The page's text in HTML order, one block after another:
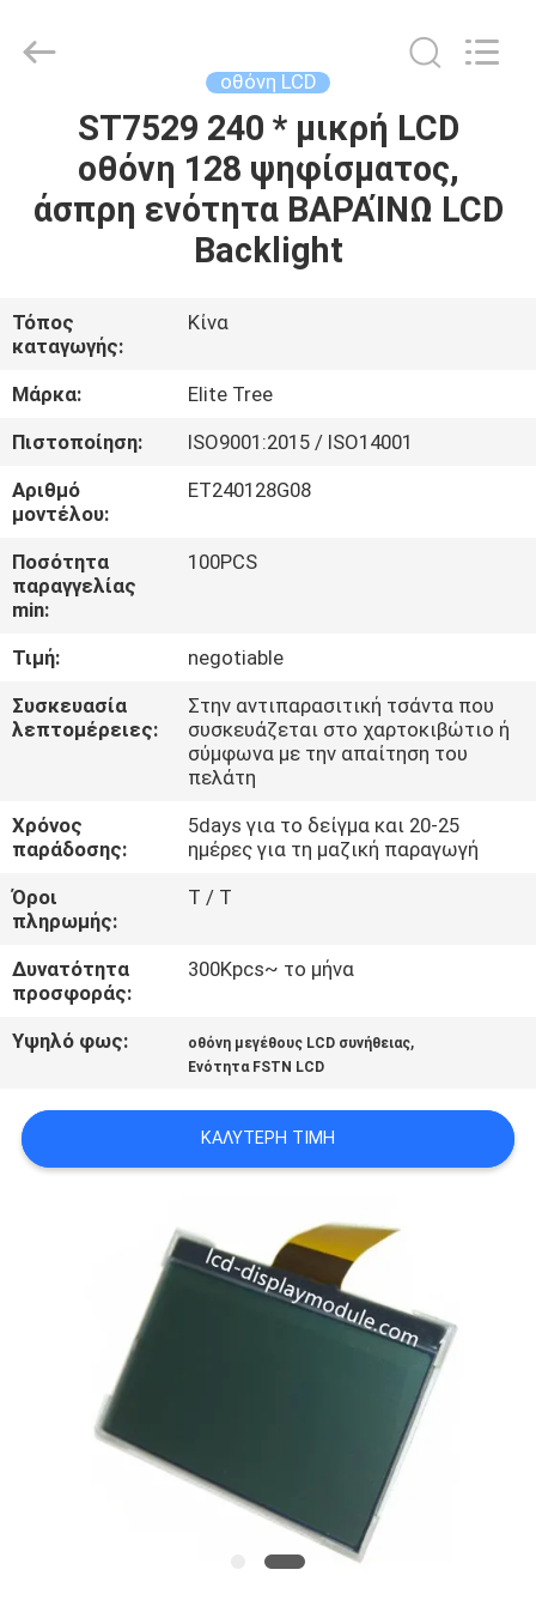
ΑΡΧΙΚΉ
ΣΕΛΊΔΑ
ΒΊΝΤΕΟ
ΣΧΕΤΙΚΆ
ΜΕ
ΕΜΆΣ
ΓΎΡΟΣ
ΕΡΓΟΣΤΑΣΊΩΝ
ΠΟΙΟΤΙΚΌΣ
ΈΛΕΓΧΟΣ
ΝΈΑ
ΖΗΤΉΣΤΕ
ΈΝΑ
ΑΠΌΣΠΑΣΜΑ
SITEMAP
ΠΟΛΙΤΙΚΉ
ΑΠΟΡΡΉΤΟΥ
Technology.
οθόνη LCD
ST7529 240 * μικρή LCD
οθόνη 128 ψηφίσματος,
άσπρη ενότητα ΒΑΡΑΊΝΩ LCD
Backlight
Τόπος
καταγωγής:
Κίνα
Μάρκα:
Elite Tree
Πιστοποίηση:
ISO9001:2015 / ISO14001
Αριθμό
μοντέλου:
ET240128G08
Ποσότητα
παραγγελίας
min:
100PCS
Τιμή:
negotiable
Συσκευασία
λεπτομέρειες:
Στην αντιπαρασιτική τσάντα που
συσκευάζεται στο χαρτοκιβώτιο ή
σύμφωνα με την απαίτηση του
πελάτη
Χρόνος
παράδοσης:
5days για το δείγμα και 20-25
ημέρες για τη μαζική παραγωγή
Όροι
πληρωμής:
T / T
Δυνατότητα
προσφοράς:
300Kpcs~ το μήνα
Υψηλό φως: οθόνη μεγέθους LCD συνήθειας,
Ενότητα FSTN LCD
ΚΑΛΎΤΕΡΗ ΤΙΜΉ